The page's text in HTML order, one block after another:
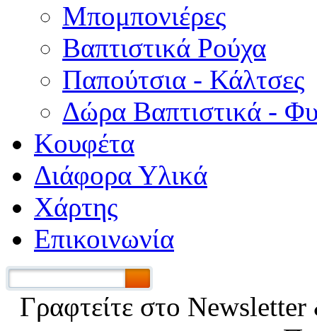
Μπομπονιέρες
Βαπτιστικά Ρούχα
Παπούτσια - Κάλτσες
Δώρα Βαπτιστικά -
Κουφέτα
Διάφορα Υλικά
Χάρτης
Επικοινωνία
Γραφτείτε στο Νewsletter